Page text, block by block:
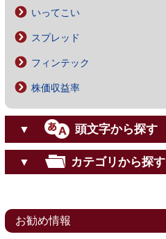
いってこい
スプレッド
フィンテック
株価収益率
▼ 頭文字から探す
▼ カテゴリから探す
お勧め情報